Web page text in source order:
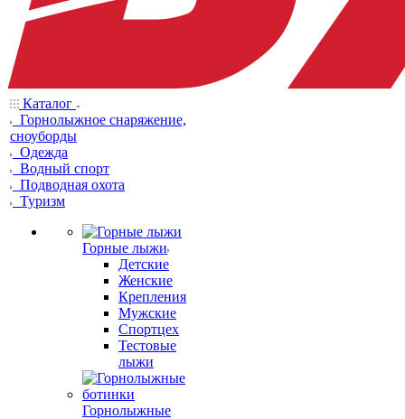
Каталог
Горнолыжное снаряжение,
сноуборды
Одежда
Водный спорт
Подводная охота
Туризм
Горные лыжи
Детские
Женские
Крепления
Мужские
Спортцех
Тестовые
лыжи
Горнолыжные